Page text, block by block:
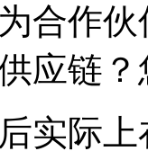
合作
应链
实际